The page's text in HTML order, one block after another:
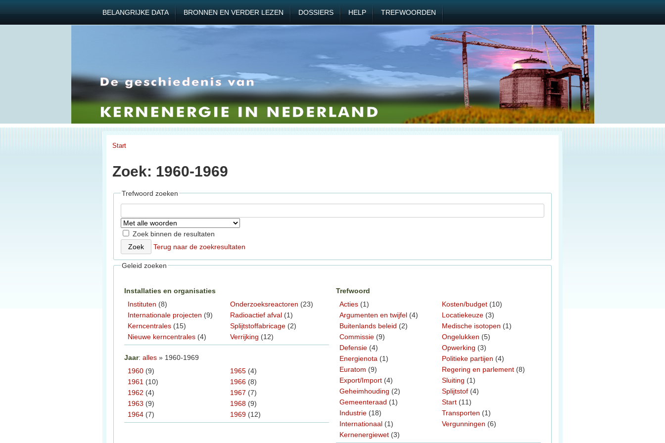
BELANGRIJKE DATA BRONNEN EN VERDER LEZEN DOSSIERS HELP TREFWOORDEN
Start
Zoek: 1960-1969
Trefwoord zoeken
Zoek binnen de resultaten
Terug naar de zoekresultaten
Geleid zoeken
Installaties en organisaties
Instituten (8)
Internationale projecten (9)
Kerncentrales (15)
Nieuwe kerncentrales (4)
Onderzoeksreactoren (23)
Radioactief afval (1)
Splijtstoffabricage (2)
Verrijking (12)
Jaar: alles » 1960-1969
1960 (9)
1961 (10)
1962 (4)
1963 (9)
1964 (7)
1965 (4)
1966 (8)
1967 (7)
1968 (9)
1969 (12)
Trefwoord
Acties (1)
Argumenten en twijfel (4)
Buitenlands beleid (2)
Commissie (9)
Defensie (4)
Energienota (1)
Euratom (9)
Export/Import (4)
Geheimhouding (2)
Gemeenteraad (1)
Industrie (18)
Internationaal (1)
Kernenergiewet (3)
Kosten/budget (10)
Locatiekeuze (3)
Medische isotopen (1)
Ongelukken (5)
Opwerking (3)
Politieke partijen (4)
Regering en parlement (8)
Sluiting (1)
Splijtstof (4)
Start (11)
Transporten (1)
Vergunningen (6)